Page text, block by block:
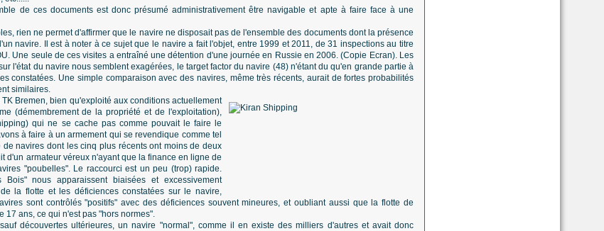
de ces documents est donc présumé administrativement être navigable et apte à faire face à une
rien ne permet d'affirmer que le navire ne disposait pas de l'ensemble des documents dont la présence
navire. Il est à noter à ce sujet que le navire a fait l'objet, entre 1999 et 2011, de 31 inspections au titre
Une seule de ces visites a entraîné une détention d'une journée en Russie en 2006. (Copie Ecran). Les
l'état du navire nous semblent exagérées, le target factor du navire (48) n'étant du qu'en grande partie à
constatées. Une simple comparaison avec des navires, même très récents, aurait de fortes probabilités
similaires.
TK Bremen, bien qu'exploité aux conditions actuellement
(démembrement de la propriété et de l'exploitation),
qui ne se cache pas comme pouvait le faire le
à faire à un armement qui se revendique comme tel
navires dont les cinq plus récents ont moins de deux
d'un armateur véreux n'ayant que la finance en ligne de
"poubelles". Le raccourci est un peu (trop) rapide.
nous apparaissent biaisées et excessivement
la flotte et les déficiences constatées sur le navire,
sont contrôlés "positifs" avec des déficiences souvent mineures, et oubliant aussi que la flotte de
17 ans, ce qui n'est pas "hors normes".
découvertes ultérieures, un navire "normal", comme il en existe des milliers d'autres et avait donc